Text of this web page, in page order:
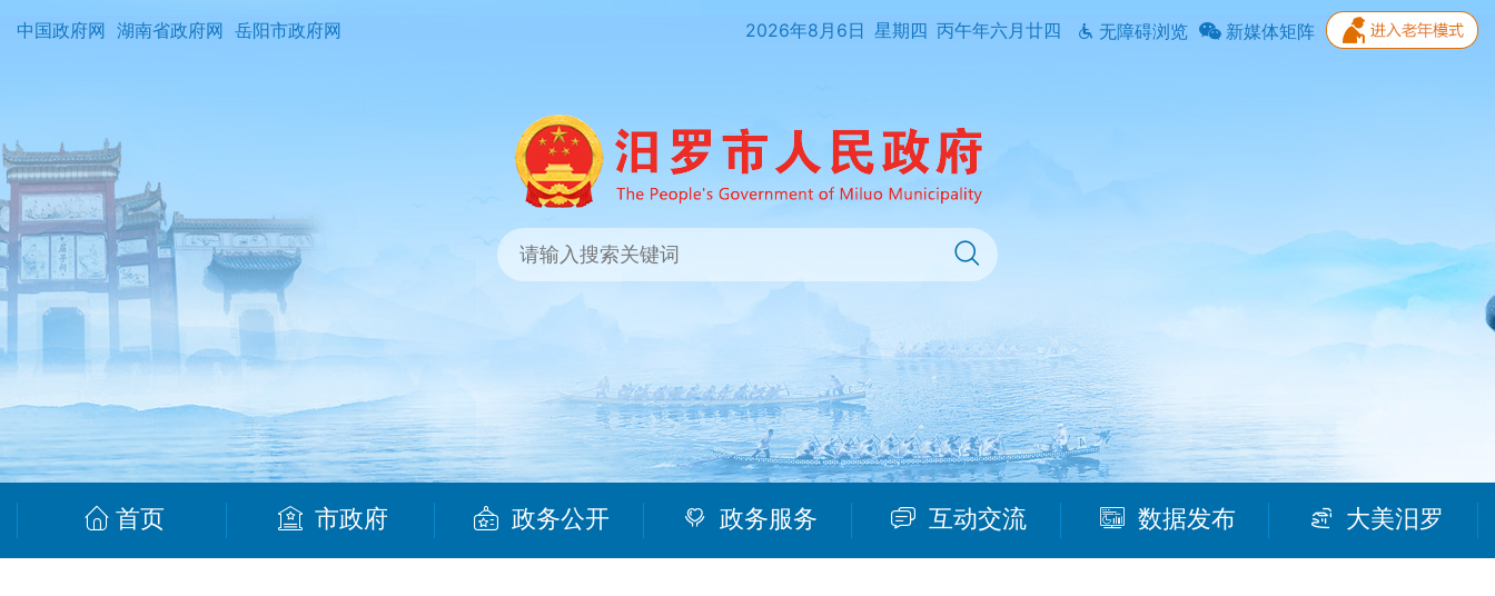
中国政府网 湖南省政府网 岳阳市政府网 2026年8月6日 星期四 丙午年六月廿四 无障碍浏览 新媒体矩阵
首页 市政府 政务公开 政务服务 互动交流 数据发布 大美汨罗